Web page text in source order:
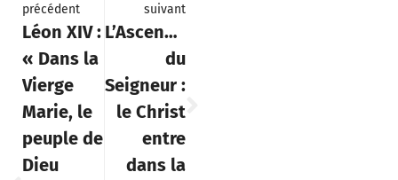
précédent
Léon XIV :
« Dans la
Vierge
Marie, le
peuple de
Dieu
suivant
L’Ascension
du
Seigneur :
le Christ
entre
dans la